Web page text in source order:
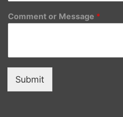
Comment or Message *
Submit